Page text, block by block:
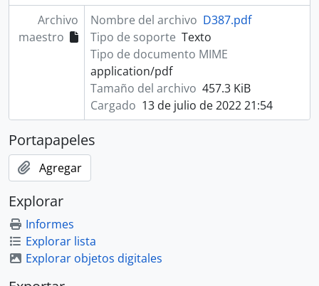
Archivo
maestro
Nombre del archivo D387.pdf
Tipo de soporte Texto
Tipo de documento MIME
application/pdf
Tamaño del archivo 457.3 KiB
Cargado 13 de julio de 2022 21:54
Portapapeles
Agregar
Explorar
Informes
Explorar lista
Explorar objetos digitales